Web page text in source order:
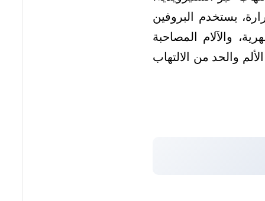
يستخدم البروفين
والآلام المصاحبة
والحد من الالتهاب